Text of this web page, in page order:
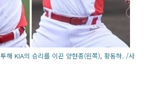
해 KIA의 승리를 이끈 양현종(왼쪽), 황동하. /사